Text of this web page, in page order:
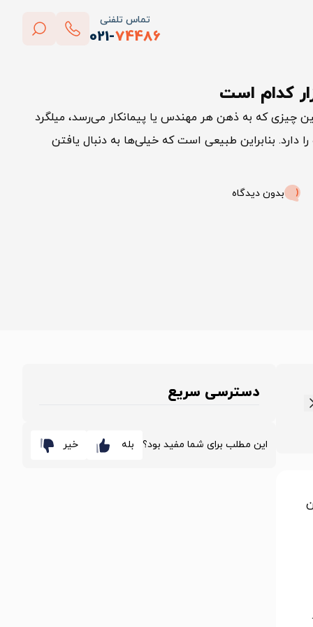
تماس تلفنی
021-74486
پاک کردن
کدام است
چیزی که به ذهن هر مهندس یا پیمانکار می‌رسد، میلگرد
بنابراین طبیعی است که خیلی‌ها به‌ دنبال یافتن
بدون دیدگاه
دسترسی سریع
این مطلب برای شما مفید بود؟ بله خیر